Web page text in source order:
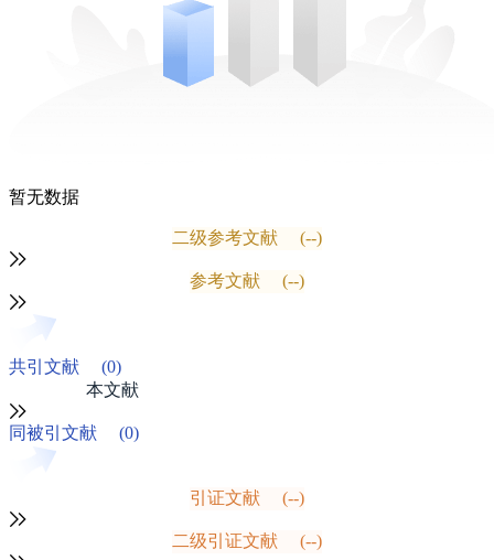
暂无数据
二级参考文献 (--)
参考文献 (--)
共引文献
(0)
本文献
同被引文献 (0)
引证文献 (--)
二级引证文献 (--)